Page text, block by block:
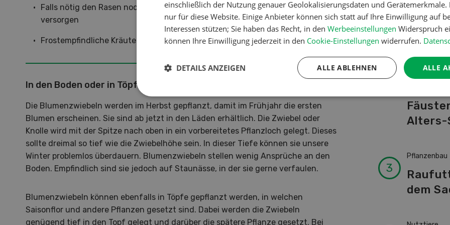
Falls nötig den Rasen nochmals nachsäen und mit Herbstdünger
versorgen
Frostempfindliche Kräuter, wie der Basilikum, ins Treibhaus stellen
In den Boden oder in Töpfe
Die Blumenzwiebeln werden im Herbst gepflanzt, damit im Frühjahr die ersten
Blumen erscheinen. Sie sind ab jetzt in den Läden erhältlich. Die Zwiebel oder
Knolle wird mit der Spitze nach oben in ein vorbereitetes Pflanzloch gelegt. Dieses
sollte dreimal so tief wie die Zwiebelhöhe sein. In dieser Tiefe können sie unsere
Winter problemlos überdauern. Blumenzwiebeln stellen wenig Ansprüche an den
Boden. Empfindlich sind sie jedoch auf Staunässe, in der sie gerne verfaulen.
Blumenzwiebeln können ebenfalls in Töpfe gepflanzt werden, in welchen
Saisonflor und andere Pflanzen gesetzt sind. Dabei werden die Zwiebeln
genügend tief in den Topf gelegt und darüber die spätere Pflanze gesetzt. Bei
von A-
Alters-
Pflanzenbau
dem
einschließlich der Nutzung genauer Geolokalisierungsdaten und
nur für diese Website. Einige Anbieter können sich statt auf Ihre Einwilligung auf
Interessen stützen; Sie haben das Recht, in den Werbeeinstellungen Widerspruch
können Ihre Einwilligung jederzeit in den Cookie-Einstellungen widerrufen.
ALLE
ALLE ABLEHNEN
DETAILS ANZEIGEN